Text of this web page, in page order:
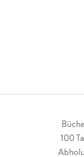
100